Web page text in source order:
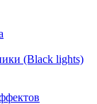
(Black lights)